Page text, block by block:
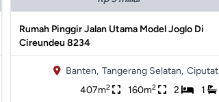
Rumah Pinggir Jalan Utama Model Joglo Di
Cireundeu 8234
Banten, Tangerang Selatan, Ciputat
407m2 160m2 2 1